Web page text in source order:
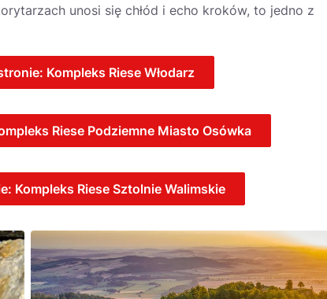
unosi się chłód i echo kroków, to jedno z
Kompleks Riese Włodarz
Riese Podziemne Miasto Osówka
Kompleks Riese Sztolnie Walimskie